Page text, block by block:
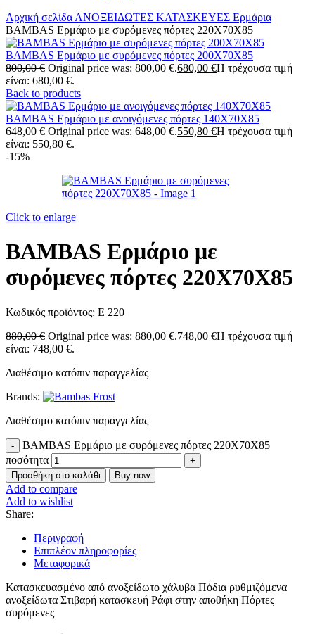
Αρχική σελίδα ΑΝΟΞΕΙΔΩΤΕΣ ΚΑΤΑΣΚΕΥΕΣ Ερμάρια
BAMBAS Ερμάριο με συρόμενες πόρτες 220X70X85
BAMBAS Ερμάριο με συρόμενες πόρτες 200X70X85
800,00€ Original price was: 800,00 €.680,00 €Η τρέχουσα τιμή
είναι: 680,00 €.
Back to products
BAMBAS Ερμάριο με ανοιγόμενες πόρτες 140X70X85
648,00€ Original price was: 648,00 €.550,80 €Η τρέχουσα τιμή
είναι: 550,80 €.
-15%
Click to enlarge
BAMBAS Ερμάριο με
συρόμενες πόρτες 220X70X85
Κωδικός προϊόντος: E 220
880,00€ Original price was: 880,00 €.748,00 €Η τρέχουσα τιμή
είναι: 748,00 €.
Διαθέσιμο κατόπιν παραγγελίας
Brands:
Διαθέσιμο κατόπιν παραγγελίας
BAMBAS Ερμάριο με συρόμενες πόρτες 220X70X85
ποσότητα
Προσθήκη στο καλάθι Buy now
Add to compare
Add to wishlist
Share:
Περιγραφή
Επιπλέον πληροφορίες
Μεταφορικά
Κατασκευασμένο από ανοξείδωτο χάλυβα Πόδια ρυθμιζόμενα
ανοξείδωτα Στιβαρή κατασκευή Ράφι στην αποθήκη Πόρτες
συρόμενες